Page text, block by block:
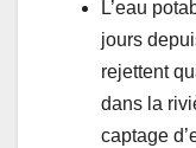
L’eau
jours
rejettent
dans la
captage